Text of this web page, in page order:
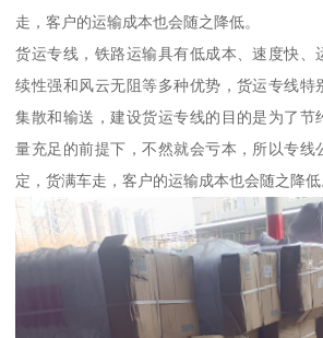
走，客户的运输成本也会随之降低。
货运专线，铁路运输具有低成本、速度快、
续性强和风云无阻等多种优势，货运专线特
集散和输送，建设货运专线的目的是为了节
量充足的前提下，不然就会亏本，所以专线
定，货满车走，客户的运输成本也会随之降低